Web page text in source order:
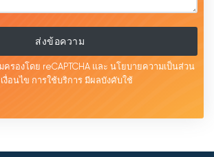
ส่งข้อความ
รองโดย reCAPTCHA และ นโยบายความเป็นส่วน
งื่อนไข การใช้บริการ มีผลบังคับใช้